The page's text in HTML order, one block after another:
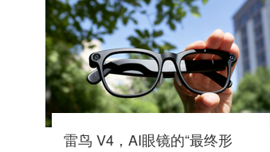
雷鸟 V4，AI眼镜的“最终形